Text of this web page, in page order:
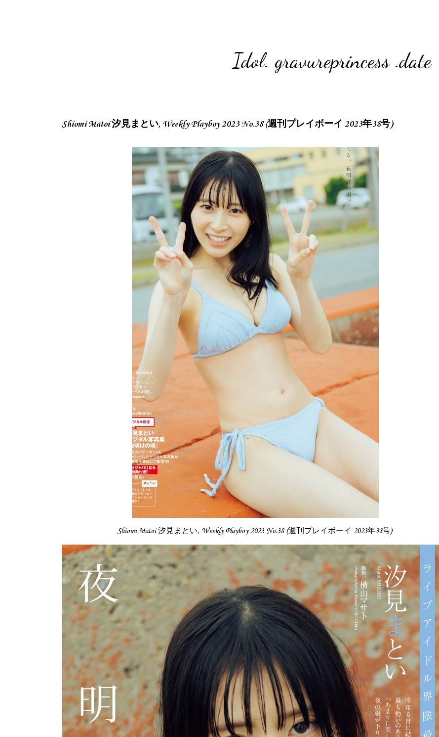
Idol. gravureprincess .date
Shiomi Matoi 汐見まとい, Weekly Playboy 2023 No.38 (週刊プレイボーイ 2023年38号)
Shiomi Matoi 汐見まとい, Weekly Playboy 2023 No.38 (週刊プレイボーイ 2023年38号)